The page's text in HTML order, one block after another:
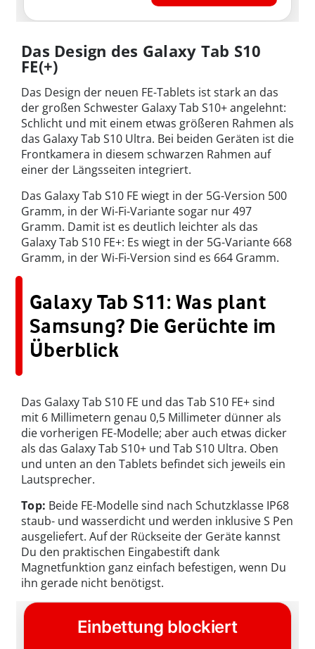
Das Design des Galaxy Tab S10
FE(+)
Das Design der neuen FE-Tablets ist stark an das
der großen Schwester Galaxy Tab S10+ angelehnt:
Schlicht und mit einem etwas größeren Rahmen als
das Galaxy Tab S10 Ultra. Bei beiden Geräten ist die
Frontkamera in diesem schwarzen Rahmen auf
einer der Längsseiten integriert.
Das Galaxy Tab S10 FE wiegt in der 5G-Version 500
Gramm, in der Wi-Fi-Variante sogar nur 497
Gramm. Damit ist es deutlich leichter als das
Galaxy Tab S10 FE+: Es wiegt in der 5G-Variante 668
Gramm, in der Wi-Fi-Version sind es 664 Gramm.
Galaxy Tab S11: Was plant
Samsung? Die Gerüchte im
Überblick
Das Galaxy Tab S10 FE und das Tab S10 FE+ sind
mit 6 Millimetern genau 0,5 Millimeter dünner als
die vorherigen FE-Modelle; aber auch etwas dicker
als das Galaxy Tab S10+ und Tab S10 Ultra. Oben
und unten an den Tablets befindet sich jeweils ein
Lautsprecher.
Top: Beide FE-Modelle sind nach Schutzklasse IP68
staub- und wasserdicht und werden inklusive S Pen
ausgeliefert. Auf der Rückseite der Geräte kannst
Du den praktischen Eingabestift dank
Magnetfunktion ganz einfach befestigen, wenn Du
ihn gerade nicht benötigst.